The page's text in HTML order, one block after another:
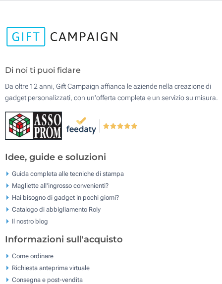
Di noi ti puoi fidare
Da oltre 12 anni, Gift Campaign affianca le aziende nella creazione di
gadget personalizzati, con un'offerta completa e un servizio su misura.
Idee, guide e soluzioni
Guida completa alle tecniche di stampa
Magliette all'ingrosso convenienti?
Hai bisogno di gadget in pochi giorni?
Catalogo di abbigliamento Roly
Il nostro blog
Informazioni sull'acquisto
Come ordinare
Richiesta anteprima virtuale
Consegna e post-vendita